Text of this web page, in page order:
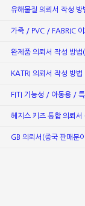
유해물질 의뢰서 작성
가죽 / PVC / FABRIC
완제품 의뢰서 작성 방
KATRI 의뢰서 작성 방법
FITI 기능성 / 아동용 /
헤지스 키즈 통합 의뢰
GB 의뢰서(중국 판매분